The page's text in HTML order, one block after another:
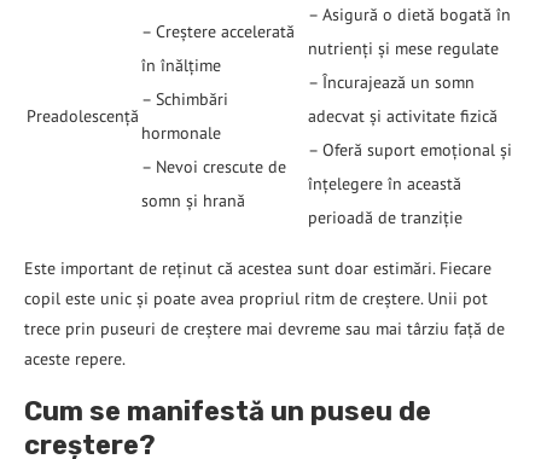
Preadolescență
– Creștere accelerată
în înălțime
– Schimbări
hormonale
– Nevoi crescute de
somn și hrană
– Asigură o dietă bogată în
nutrienți și mese regulate
– Încurajează un somn
adecvat și activitate fizică
– Oferă suport emoțional și
înțelegere în această
perioadă de tranziție
Este important de reținut că acestea sunt doar estimări. Fiecare
copil este unic și poate avea propriul ritm de creștere. Unii pot
trece prin puseuri de creștere mai devreme sau mai târziu față de
aceste repere.
Cum se manifestă un puseu de
creștere?